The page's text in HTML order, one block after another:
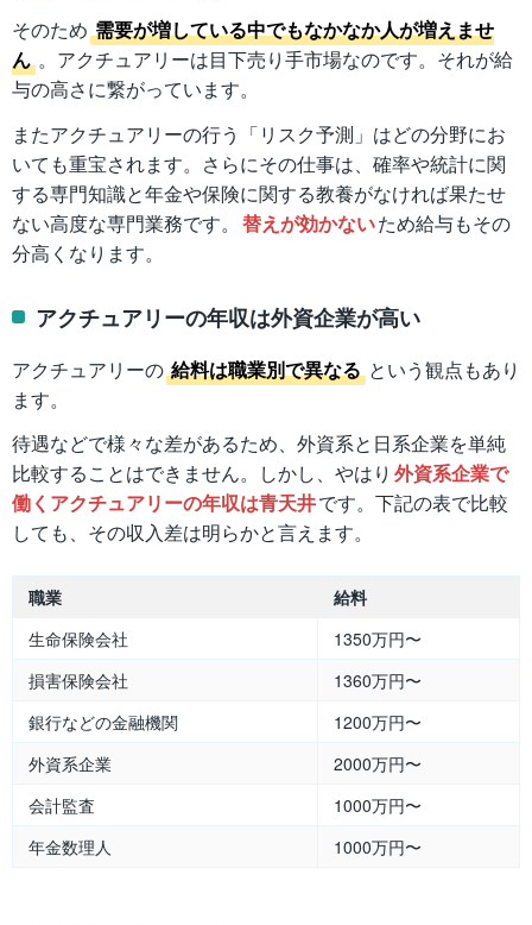
そのため 需要が増している中でもなかなか人が増えませ
ん 。アクチュアリーは目下売り手市場なのです。それが給
与の高さに繋がっています。
またアクチュアリーの行う「リスク予測」はどの分野にお
いても重宝されます。さらにその仕事は、確率や統計に関
する専門知識と年金や保険に関する教養がなければ果たせ
ない高度な専門業務です。 替えが効かないため給与もその
分高くなります。
アクチュアリーの年収は外資企業が高い
アクチュアリーの 給料は職業別で異なる という観点もあり
ます。
待遇などで様々な差があるため、外資系と日系企業を単純
比較することはできません。しかし、やはり 外資系企業で
働くアクチュアリーの年収は青天井です。下記の表で比較
しても、その収入差は明らかと言えます。
職業
給料
生命保険会社
1350万円〜
損害保険会社
1360万円〜
銀行などの金融機関
1200万円〜
外資系企業
2000万円〜
会計監査
1000万円〜
年金数理人
1000万円〜